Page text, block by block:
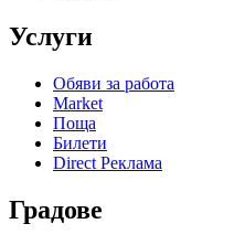
Услуги
Обяви за работа
Market
Поща
Билети
Direct Реклама
Градове